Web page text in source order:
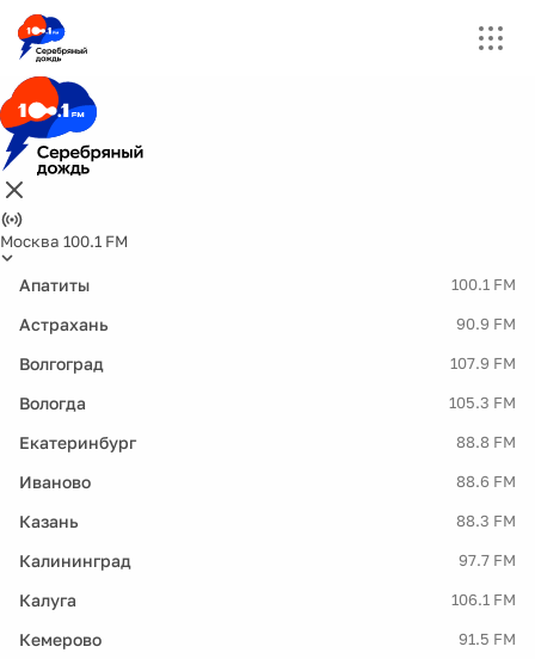
Москва 100.1 FM
Апатиты 100.1 FM
Астрахань 90.9 FM
Волгоград 107.9 FM
Вологда 105.3 FM
Екатеринбург 88.8 FM
Иваново 88.6 FM
Казань 88.3 FM
Калининград 97.7 FM
Калуга 106.1 FM
Кемерово 91.5 FM